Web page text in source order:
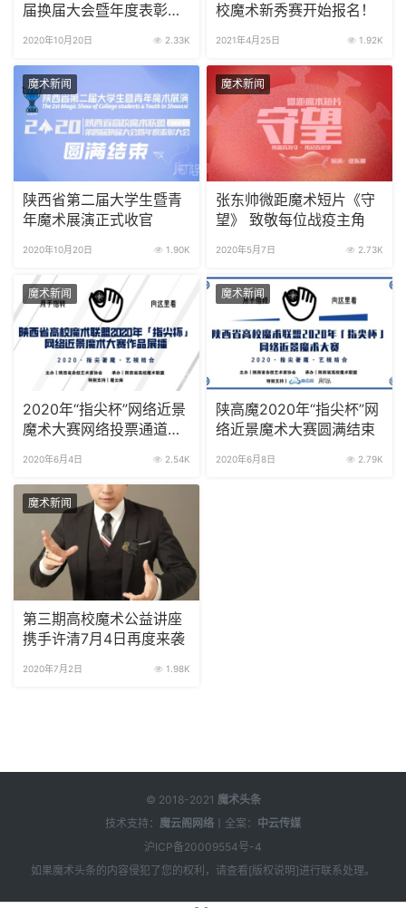
届换届大会暨年度表彰大
2020年10月20日 2.33K
校魔术新秀赛开始报名！
2021年4月25日 1.92K
魔术新闻
陕西省第二届大学生暨青
年魔术展演正式收官
2020年10月20日 1.90K
魔术新闻
张东帅微距魔术短片《守
望》 致敬每位战疫主角
2020年5月7日 2.73K
魔术新闻
2020年“指尖杯”网络近景
魔术大赛网络投票通道已
2020年6月4日 2.54K
魔术新闻
陕高魔2020年“指尖杯”网
络近景魔术大赛圆满结束
2020年6月8日 2.79K
魔术新闻
第三期高校魔术公益讲座
携手许清7月4日再度来袭
2020年7月2日 1.98K
© 2018-2021 魔术头条
技术支持： 魔云阁网络 丨全案： 中云传媒
沪ICP备20009554号-4
如果 魔术头条的内容侵犯了您的权利，请查看[版权说明 ]进行联系处理。